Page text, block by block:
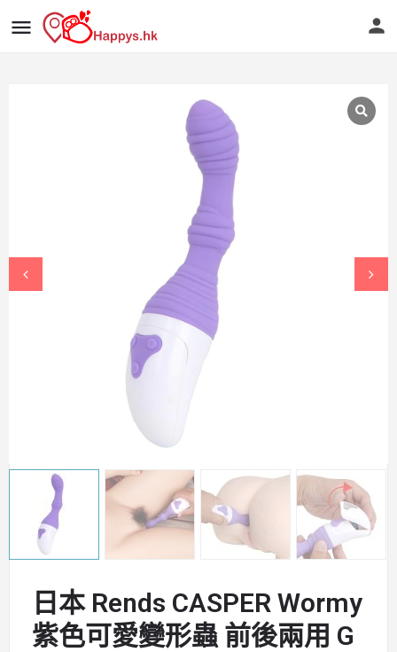
日本 Rends CASPER Wormy
紫色可愛變形蟲 前後兩用 G